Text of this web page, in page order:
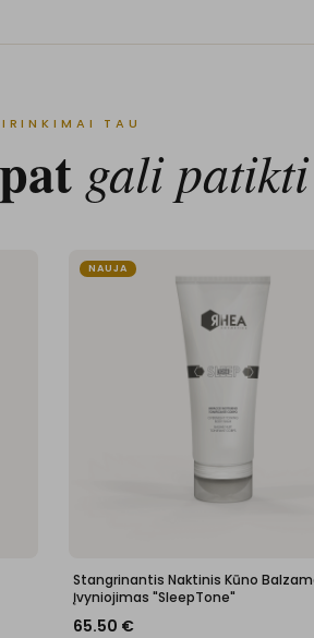
TAU
gali patikti
NAUJA
Stangrinantis Naktinis Kūno
Įvyniojimas "SleepTone"
65.50 €